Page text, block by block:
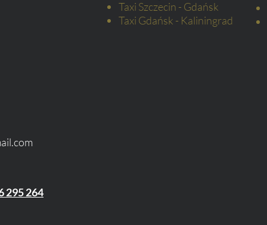
295 264
Taxi Szczecin - Gdańsk
Taxi Gdańsk - Kaliningrad